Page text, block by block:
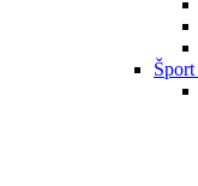
Šport